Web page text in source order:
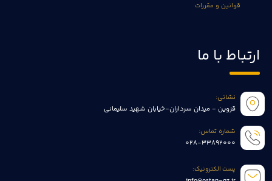
قوانین و مقررات
ارتباط با ما
نشانی:
قزوین - میدان سرداران-خیابان شهید سلیمانی
شماره تماس:
028-33892000
پست الکترونیک: